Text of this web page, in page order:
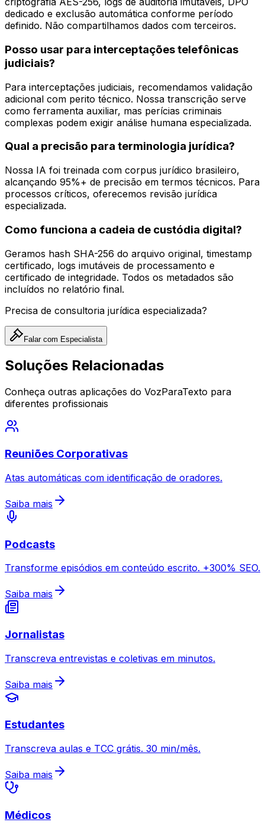
dedicado e exclusão automática conforme período
definido. Não compartilhamos dados com terceiros.
Posso usar para interceptações telefônicas
judiciais?
Para interceptações judiciais, recomendamos validação
adicional com perito técnico. Nossa transcrição serve
como ferramenta auxiliar, mas perícias criminais
complexas podem exigir análise humana especializada.
Qual a precisão para terminologia jurídica?
Nossa IA foi treinada com corpus jurídico brasileiro,
alcançando 95%+ de precisão em termos técnicos. Para
processos críticos, oferecemos revisão jurídica
especializada.
Como funciona a cadeia de custódia digital?
Geramos hash SHA-256 do arquivo original, timestamp
certificado, logs imutáveis de processamento e
certificado de integridade. Todos os metadados são
incluídos no relatório final.
Precisa de consultoria jurídica especializada?
Falar com Especialista
Soluções Relacionadas
Conheça outras aplicações do VozParaTexto para
diferentes profissionais
Reuniões Corporativas
Atas automáticas com identificação de oradores.
Saiba mais
Podcasts
Transforme episódios em conteúdo escrito. +300% SEO.
Saiba mais
Jornalistas
Transcreva entrevistas e coletivas em minutos.
Saiba mais
Estudantes
Transcreva aulas e TCC grátis. 30 min/mês.
Saiba mais
Médicos